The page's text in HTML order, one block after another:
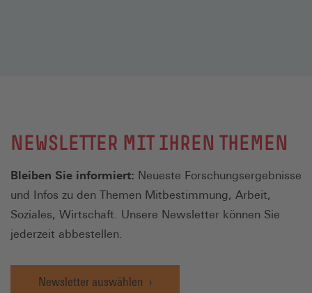
NEWSLETTER MIT IHREN THEMEN
Bleiben Sie informiert: Neueste Forschungsergebnisse
und Infos zu den Themen Mitbestimmung, Arbeit,
Soziales, Wirtschaft. Unsere Newsletter können Sie
jederzeit abbestellen.
Newsletter auswählen